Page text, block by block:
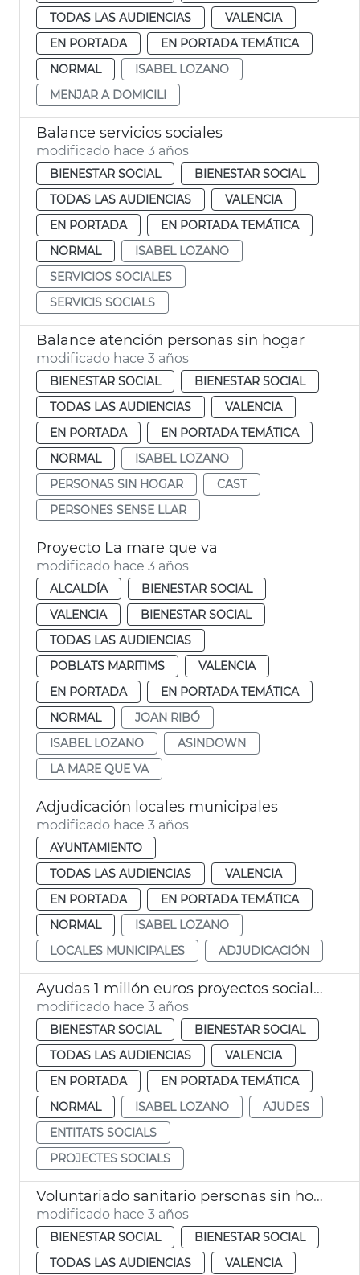
TODAS LAS AUDIENCIAS
VALENCIA
EN PORTADA
EN PORTADA TEMÁTICA
NORMAL
ISABEL LOZANO
MENJAR A DOMICILI
Balance servicios sociales
modificado hace 3 años
BIENESTAR SOCIAL
BIENESTAR SOCIAL
TODAS LAS AUDIENCIAS
VALENCIA
EN PORTADA
EN PORTADA TEMÁTICA
NORMAL
ISABEL LOZANO
SERVICIOS SOCIALES
SERVICIS SOCIALS
Balance atención personas sin hogar
modificado hace 3 años
BIENESTAR SOCIAL
BIENESTAR SOCIAL
TODAS LAS AUDIENCIAS
VALENCIA
EN PORTADA
EN PORTADA TEMÁTICA
NORMAL
ISABEL LOZANO
PERSONAS SIN HOGAR
CAST
PERSONES SENSE LLAR
Proyecto La mare que va
modificado hace 3 años
ALCALDÍA
BIENESTAR SOCIAL
VALENCIA
BIENESTAR SOCIAL
TODAS LAS AUDIENCIAS
POBLATS MARITIMS
VALENCIA
EN PORTADA
EN PORTADA TEMÁTICA
NORMAL
JOAN RIBÓ
ISABEL LOZANO
ASINDOWN
LA MARE QUE VA
Adjudicación locales municipales
modificado hace 3 años
AYUNTAMIENTO
TODAS LAS AUDIENCIAS
VALENCIA
EN PORTADA
EN PORTADA TEMÁTICA
NORMAL
ISABEL LOZANO
LOCALES MUNICIPALES
ADJUDICACIÓN
Ayudas 1 millón euros proyectos sociales
modificado hace 3 años
BIENESTAR SOCIAL
BIENESTAR SOCIAL
TODAS LAS AUDIENCIAS
VALENCIA
EN PORTADA
EN PORTADA TEMÁTICA
NORMAL
ISABEL LOZANO
AJUDES
ENTITATS SOCIALS
PROJECTES SOCIALS
Voluntariado sanitario personas sin hogar
modificado hace 3 años
BIENESTAR SOCIAL
BIENESTAR SOCIAL
TODAS LAS AUDIENCIAS
VALENCIA